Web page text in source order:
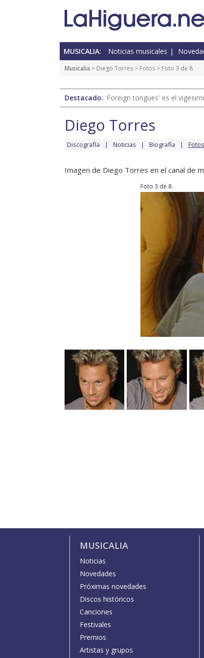
MUSICALIA: Noticias musicales
Musicalia > Diego Torres > Fotos > Foto 3 de 8
Destacado: 'Foreign tongues' es el
Diego Torres
Discografía Noticias Biografía Fotos
Imagen de Diego Torres en el canal de
Foto 3 de 8
MUSICALIA
Noticias
Novedades
Próximas novedades
Discos históricos
Canciones
Festivales
Premios
Artistas y grupos